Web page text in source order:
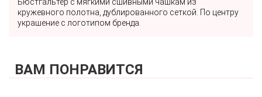
кружевного полотна, дублированного сеткой. По центру
украшение с логотипом бренда.
ВАМ ПОНРАВИТСЯ